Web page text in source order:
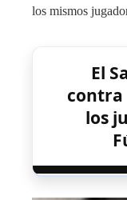
los mismos
El
contra
los